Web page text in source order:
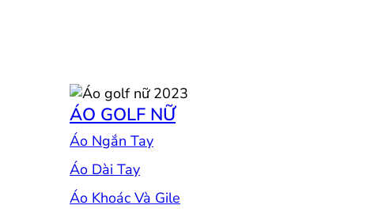
ÁO GOLF NỮ
Áo Ngắn Tay
Áo Dài Tay
Áo Khoác Và Gile